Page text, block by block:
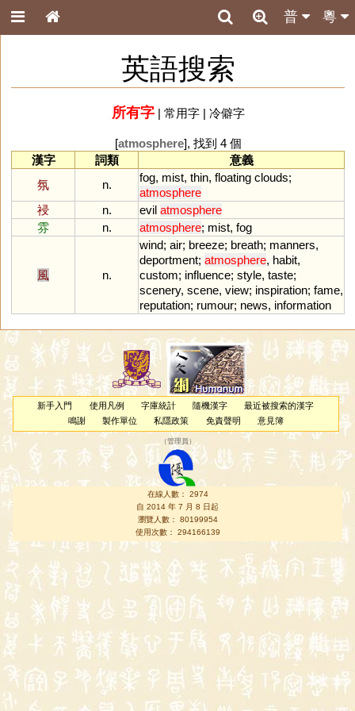
粵
普
英語搜索
所有字| 常用字| 冷僻字
[atmosphere], 找到 4 個
漢字
詞類
意義
氛
n.
fog, mist, thin, floating clouds;
atmosphere
祲
n. evil atmosphere
雰
n. atmosphere; mist, fog
風 n.
wind; air; breeze; breath; manners,
deportment; atmosphere, habit,
custom; influence; style, taste;
scenery, scene, view; inspiration; fame,
reputation; rumour; news, information
新手入門 使用凡例 字庫統計 隨機漢字
最近被搜索的漢字
鳴謝
製作單位 私隱政策 免責聲明 意見簿
（管理員 ）
在線人數： 2974
自 2014 年 7 月 8 日起
瀏覽人數： 80199954
使用次數： 294166139